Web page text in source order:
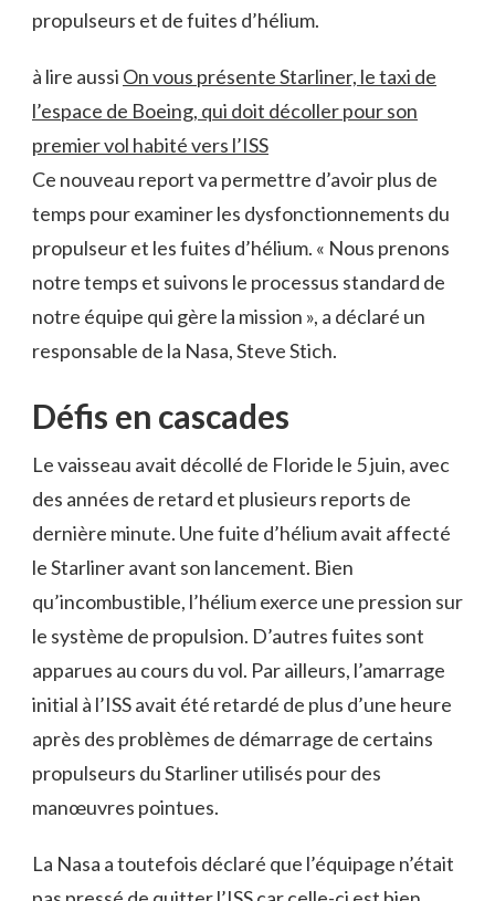
propulseurs et de fuites d’hélium.
à lire aussi On vous présente Starliner, le taxi de
l’espace de Boeing, qui doit décoller pour son
premier vol habité vers l’ISS
Ce nouveau report va permettre d’avoir plus de
temps pour examiner les dysfonctionnements du
propulseur et les fuites d’hélium. « Nous prenons
notre temps et suivons le processus standard de
notre équipe qui gère la mission », a déclaré un
responsable de la Nasa, Steve Stich.
Défis en cascades
Le vaisseau avait décollé de Floride le 5 juin, avec
des années de retard et plusieurs reports de
dernière minute. Une fuite d’hélium avait affecté
le Starliner avant son lancement. Bien
qu’incombustible, l’hélium exerce une pression sur
le système de propulsion. D’autres fuites sont
apparues au cours du vol. Par ailleurs, l’amarrage
initial à l’ISS avait été retardé de plus d’une heure
après des problèmes de démarrage de certains
propulseurs du Starliner utilisés pour des
manœuvres pointues.
La Nasa a toutefois déclaré que l’équipage n’était